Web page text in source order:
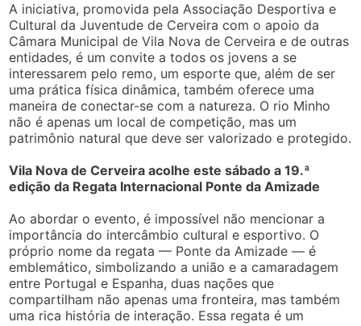
A iniciativa, promovida pela Associação Desportiva e
Cultural da Juventude de Cerveira com o apoio da
Câmara Municipal de Vila Nova de Cerveira e de outras
entidades, é um convite a todos os jovens a se
interessarem pelo remo, um esporte que, além de ser
uma prática física dinâmica, também oferece uma
maneira de conectar-se com a natureza. O rio Minho
não é apenas um local de competição, mas um
patrimônio natural que deve ser valorizado e protegido.
Vila Nova de Cerveira acolhe este sábado a 19.ª
edição da Regata Internacional Ponte da Amizade
Ao abordar o evento, é impossível não mencionar a
importância do intercâmbio cultural e esportivo. O
próprio nome da regata — Ponte da Amizade — é
emblemático, simbolizando a união e a camaradagem
entre Portugal e Espanha, duas nações que
compartilham não apenas uma fronteira, mas também
uma rica história de interação. Essa regata é um